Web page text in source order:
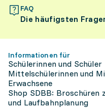
FAQ
Die häufigsten
Informationen für
Schülerinnen und Schüler
Mittelschülerinnen und
Erwachsene
Shop SDBB: Broschüren
und Laufbahnplanung